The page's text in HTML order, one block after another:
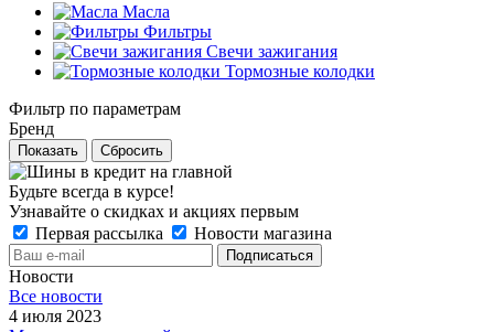
Масла
Фильтры
Свечи зажигания
Тормозные колодки
Фильтр по параметрам
Бренд
Сбросить
Будьте всегда в курсе!
Узнавайте о скидках и акциях первым
Первая рассылка
Новости магазина
Новости
Все новости
4 июля 2023